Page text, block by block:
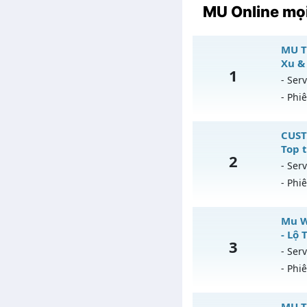
MU Online
1
MU
Xu
-
-
2
Top
-
-
3
Mu
- Lộ
-
-